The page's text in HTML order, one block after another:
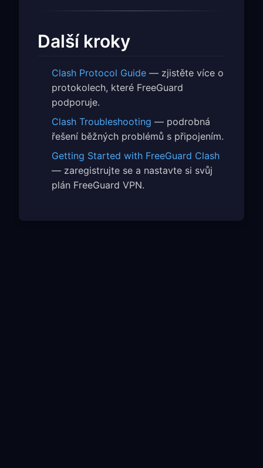
Další kroky
Clash Protocol Guide — zjistěte více o
protokolech, které FreeGuard
podporuje.
Clash Troubleshooting — podrobná
řešení běžných problémů s připojením.
Getting Started with FreeGuard Clash
— zaregistrujte se a nastavte si svůj
plán FreeGuard VPN.